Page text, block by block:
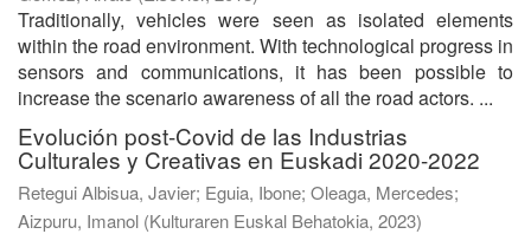
Traditionally, vehicles were seen as isolated elements
within the road environment. With technological progress in
sensors and communications, it has been possible to
increase the scenario awareness of all the road actors. ...
Evolución post-Covid de las Industrias
Culturales y Creativas en Euskadi 2020-2022
Retegui Albisua, Javier; Eguia, Ibone; Oleaga, Mercedes;
Aizpuru, Imanol (Kulturaren Euskal Behatokia, 2023)